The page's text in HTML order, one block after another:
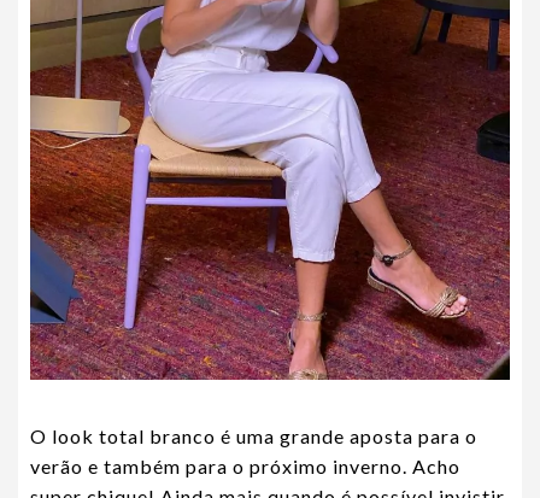
O look total branco é uma grande aposta para o
verão e também para o próximo inverno. Acho